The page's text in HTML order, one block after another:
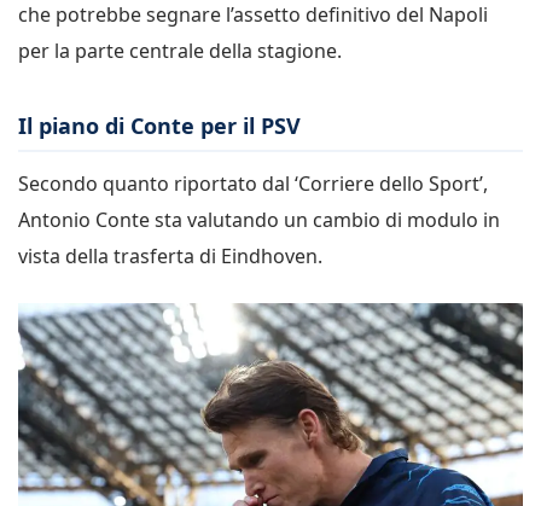
che potrebbe segnare l’assetto definitivo del Napoli
per la parte centrale della stagione.
Il piano di Conte per il PSV
Secondo quanto riportato dal ‘Corriere dello Sport’,
Antonio Conte sta valutando un cambio di modulo in
vista della trasferta di Eindhoven.